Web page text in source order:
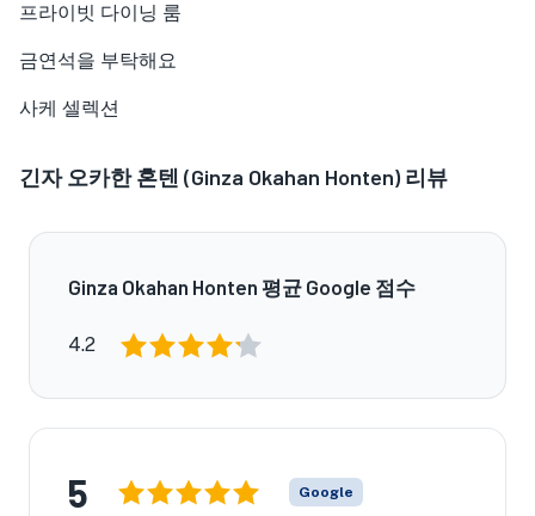
프라이빗 다이닝 룸
금연석을 부탁해요
사케 셀렉션
긴자 오카한 혼텐 (Ginza Okahan Honten) 리뷰
Ginza Okahan Honten 평균 Google 점수
4.2
5 Google